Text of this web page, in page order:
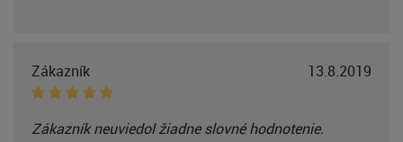
Zákazník 13.8.2019
Zákazník neuviedol žiadne slovné hodnotenie.